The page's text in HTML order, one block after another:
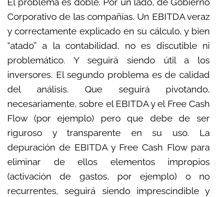
Corporativo de las compañías. Un EBITDA veraz
y correctamente explicado en su cálculo, y bien
“atado” a la contabilidad, no es discutible ni
problemático. Y seguirá siendo útil a los
inversores. El segundo problema es de calidad
del análisis. Que seguirá pivotando,
necesariamente, sobre el EBITDA y el Free Cash
Flow (por ejemplo) pero que debe de ser
riguroso y transparente en su uso. La
depuración de EBITDA y Free Cash Flow para
eliminar de ellos elementos impropios
(activación de gastos, por ejemplo) o no
recurrentes, seguirá siendo imprescindible y